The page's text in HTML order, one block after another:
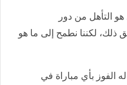
التأهل من دور
ذلك، لكننا نطمح إلى ما هو
الفوز بأي مباراة في